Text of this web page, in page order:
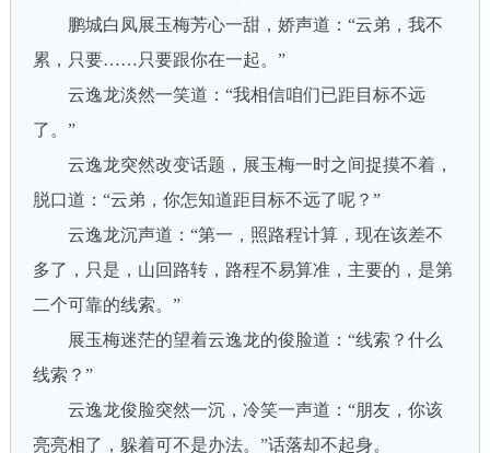
鹏城白凤展玉梅芳心一甜，娇声道：“云弟，我不
累，只要……只要跟你在一起。”
云逸龙淡然一笑道：“我相信咱们已距目标不远
了。”
云逸龙突然改变话题，展玉梅一时之间捉摸不着，
脱口道：“云弟，你怎知道距目标不远了呢？”
云逸龙沉声道：“第一，照路程计算，现在该差不
多了，只是，山回路转，路程不易算准，主要的，是第
二个可靠的线索。”
展玉梅迷茫的望着云逸龙的俊脸道：“线索？什么
线索？”
云逸龙俊脸突然一沉，冷笑一声道：“朋友，你该
亮亮相了，躲着可不是办法。”话落却不起身。